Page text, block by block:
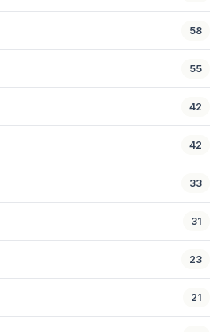
58
55
42
42
33
31
23
21